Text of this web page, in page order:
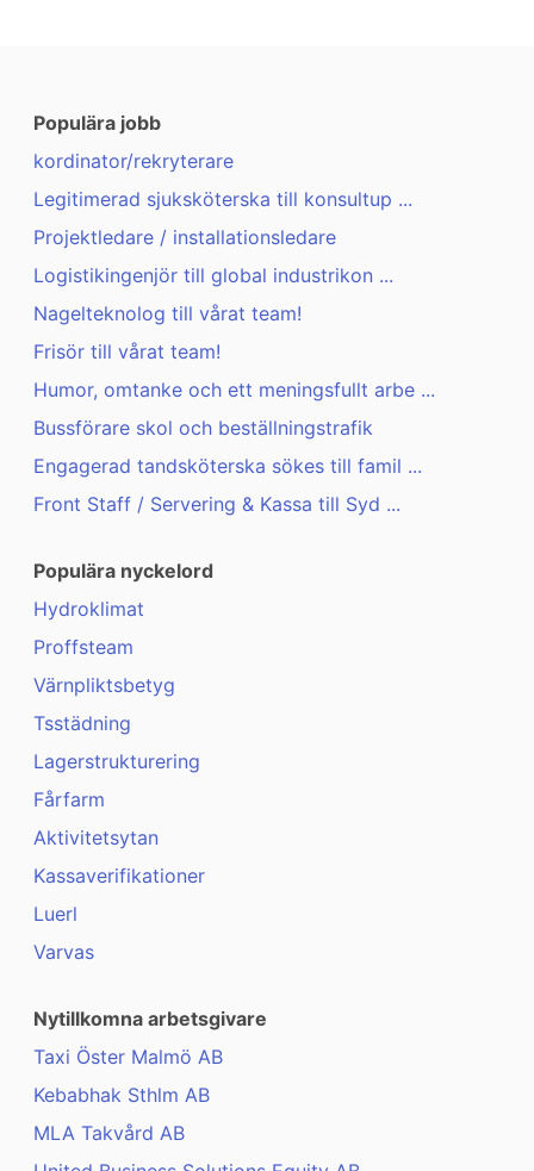
Populära jobb
kordinator/rekryterare
Legitimerad sjuksköterska till konsultup ...
Projektledare / installationsledare
Logistikingenjör till global industrikon ...
Nagelteknolog till vårat team!
Frisör till vårat team!
Humor, omtanke och ett meningsfullt arbe ...
Bussförare skol och beställningstrafik
Engagerad tandsköterska sökes till famil ...
Front Staff / Servering & Kassa till Syd ...
Populära nyckelord
Hydroklimat
Proffsteam
Värnpliktsbetyg
Tsstädning
Lagerstrukturering
Fårfarm
Aktivitetsytan
Kassaverifikationer
Luerl
Varvas
Nytillkomna arbetsgivare
Taxi Öster Malmö AB
Kebabhak Sthlm AB
MLA Takvård AB